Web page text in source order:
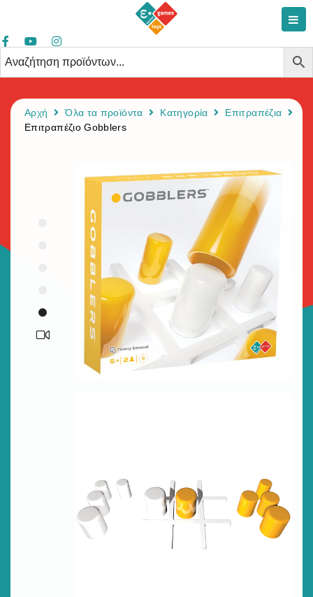
Αρχή Όλα τα προϊόντα Κατηγορία
Επιτραπέζια
Επιτραπέζιο Gobblers